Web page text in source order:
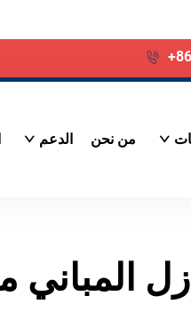
من نحن الدعم
المباني